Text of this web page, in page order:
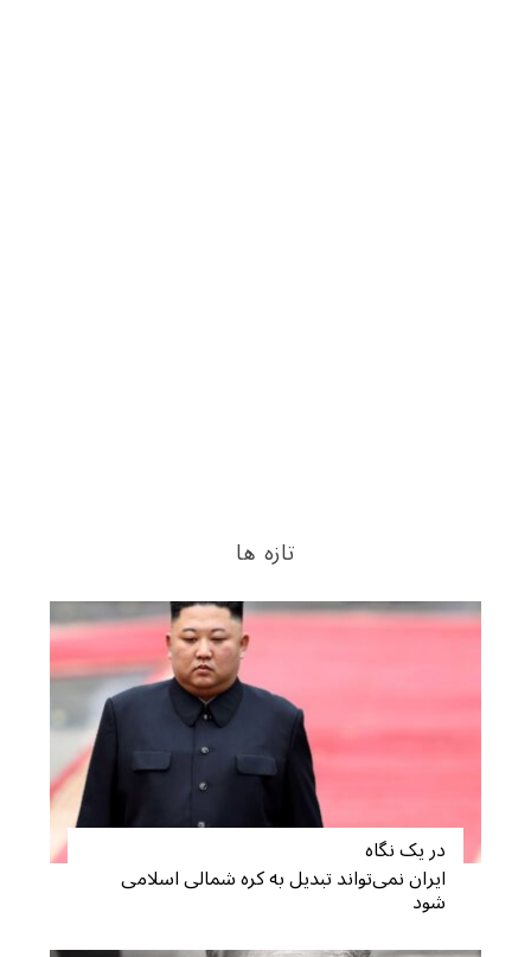
تازه ها
در یک نگاه
ایران نمی‌تواند تبدیل به کره شمالی اسلامی
شود